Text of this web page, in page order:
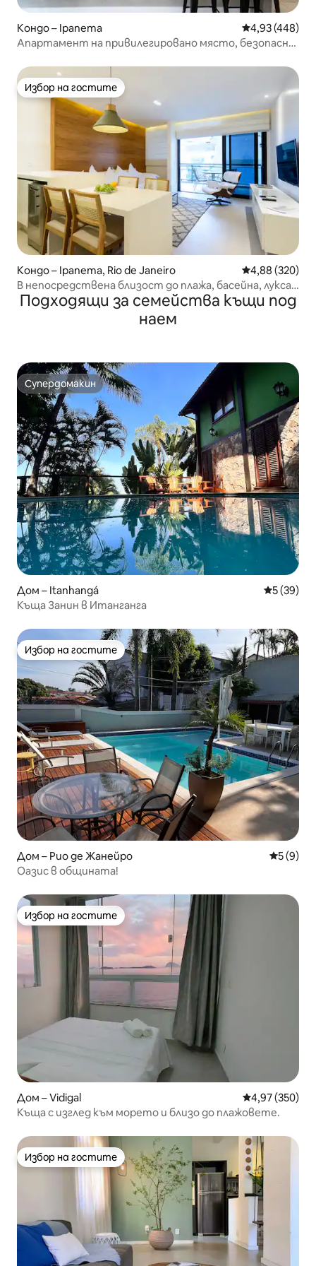
Кондо – Ipanema Средна
4,93 (448)
Апартамент на привилегировано място, безопасно
Избор на гостите
Избор на гостите
Кондо – Ipanema, Rio de Janeiro Средна
4,88 (320)
В непосредствена близост до плажа, басейна, лукса
и дизайна
Подходящи за семейства къщи под
наем
Супердомакин
Супердомакин
Дом – Itanhangá Средна
5 (39)
Къща Занин в Итанганга
Избор на гостите
Избор на гостите
Дом – Рио де Жанейро Средна
5 (9)
Оазис в общината!
Избор на гостите
Избор на гостите
Дом – Vidigal Средна
4,97 (350)
Къща с изглед към морето и близо до плажовете.
Избор на гостите
Избор на гостите